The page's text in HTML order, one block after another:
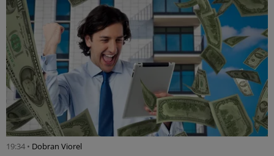
19:34 • Dobran Viorel